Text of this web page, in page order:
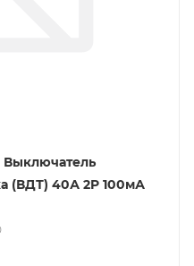
Выключатель
(ВДТ) 40А 2P 100мА